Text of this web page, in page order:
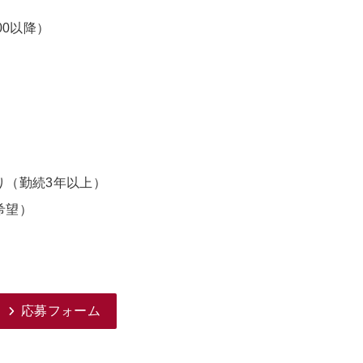
以降）
勤続3年以上）
）
応募フォーム